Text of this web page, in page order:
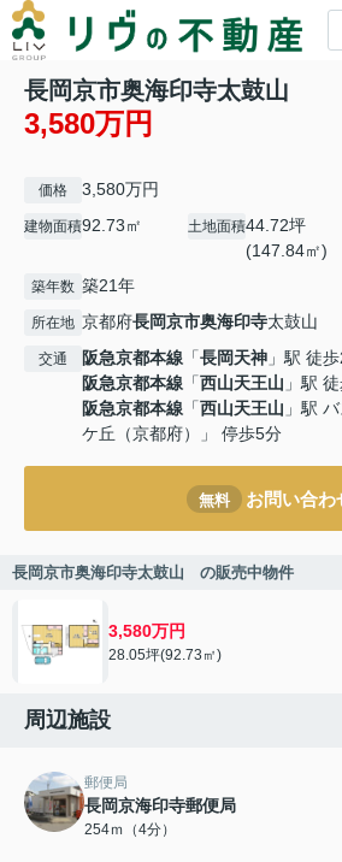
長岡京市奥海印寺太鼓山
3,580万円
価格 3,580万円
建物面積92.73㎡ 土地面積44.72坪
(147.84㎡)
築年数 築21年
所在地 京都府長岡京市奥海印寺太鼓山
交通 阪急京都本線 「長岡天神 」駅 徒
阪急京都本線 「西山天王山 」駅
阪急京都本線 「西山天王山 」駅
ケ丘（京都府）」 停歩5分
無料 お問い合わ
長岡京市奥海印寺太鼓山 の販売中物件
3,580万円
28.05坪(92.73㎡)
周辺施設
郵便局
長岡京海印寺郵便局
254ｍ（4分）